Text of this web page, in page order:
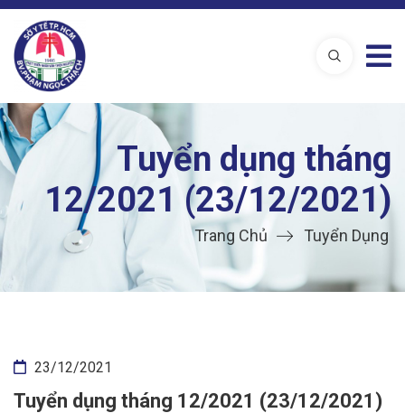
Tuyển dụng tháng
12/2021 (23/12/2021)
Trang Chủ Tuyển Dụng
23/12/2021
Tuyển dụng tháng 12/2021 (23/12/2021)